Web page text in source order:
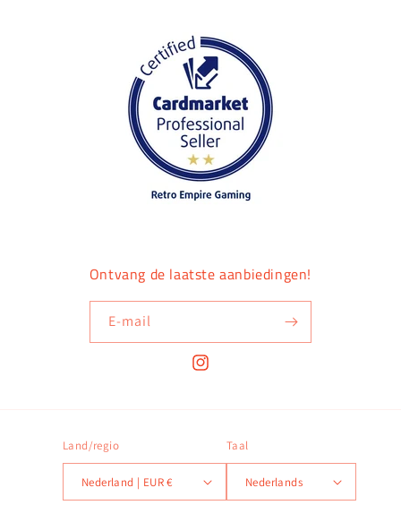
Ontvang de laatste aanbiedingen!
E‑mail
Instagram
Land/regio
Nederland | EUR €
Taal
Nederlands